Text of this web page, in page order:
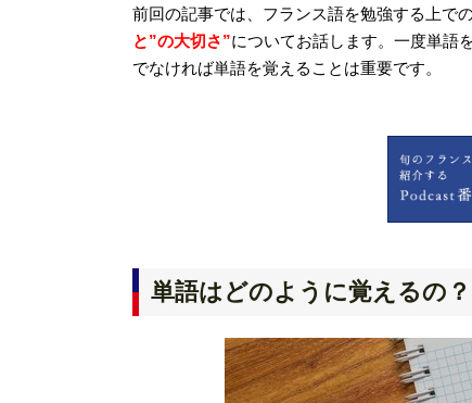
前回の記事では、フランス語を勉強する上で
と”の大切さ”についてお話します。一度単語
でなければ単語を覚えることは重要です。
単語はどのように覚えるの？